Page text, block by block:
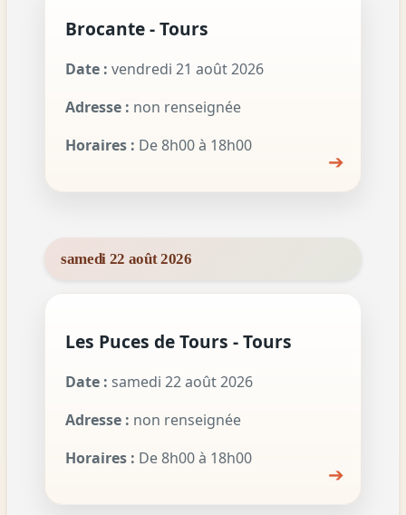
Brocante - Tours
Date : vendredi 21 août 2026
Adresse : non renseignée
Horaires : De 8h00 à 18h00
➔
samedi 22 août 2026
Les Puces de Tours - Tours
Date : samedi 22 août 2026
Adresse : non renseignée
Horaires : De 8h00 à 18h00
➔